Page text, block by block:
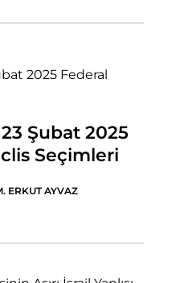
Şubat 2025
Seçimleri
ERKUT AYVAZ